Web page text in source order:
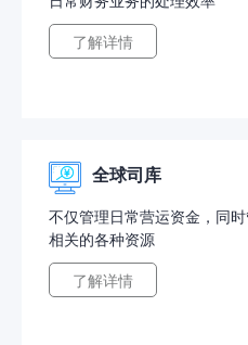
了解详情
全球司库
不仅管理日常营运资金，同
相关的各种资源
了解详情